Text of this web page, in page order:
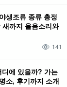
생조류 종류 총정
까지 울음소리와
141
에 있을까? 가는
소, 후기까지 소개